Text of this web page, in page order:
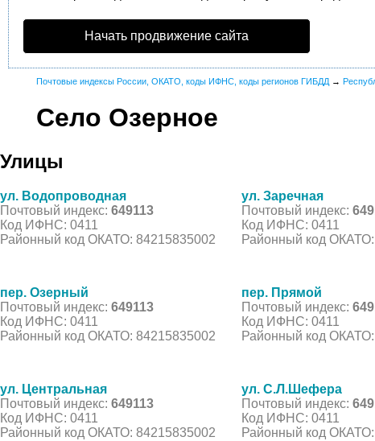
Начать продвижение сайта
Почтовые индексы России, ОКАТО, коды ИФНС, коды регионов ГИБДД →
Село Озерное
Улицы
ул. Водопроводная
Почтовый индекс: 649113
Код ИФНС: 0411
Районный код ОКАТО: 84215835002
ул. Заречная
Почтовый индекс:
Код ИФНС: 0411
Районный код
пер. Озерный
Почтовый индекс: 649113
Код ИФНС: 0411
Районный код ОКАТО: 84215835002
пер. Прямой
Почтовый индекс:
Код ИФНС: 0411
Районный код
ул. Центральная
Почтовый индекс: 649113
Код ИФНС: 0411
Районный код ОКАТО: 84215835002
ул. С.Л.Шефера
Почтовый индекс:
Код ИФНС: 0411
Районный код